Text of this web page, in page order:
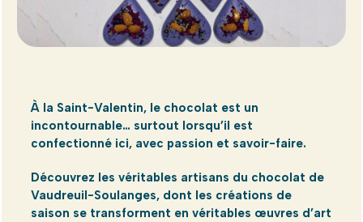
À la Saint-Valentin, le chocolat est un
incontournable… surtout lorsqu’il est
confectionné ici, avec passion et savoir-faire.
Découvrez les véritables artisans du chocolat de
Vaudreuil-Soulanges, dont les créations de
saison se transforment en véritables œuvres d’art